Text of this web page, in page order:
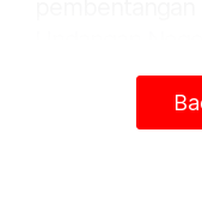
Bekas Menteri